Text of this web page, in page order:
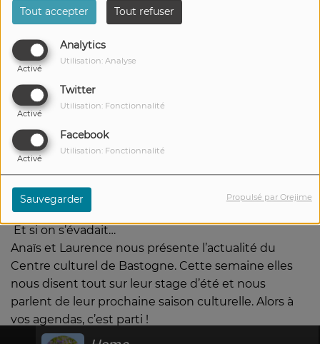
Tout accepter Tout refuser
Analytics
Activé
Utilisation: Analyse
Twitter
Activé
Utilisation: Fonctionnalité
Facebook
Activé
Utilisation: Fonctionnalité
Sauvegarder Propulsé par Orejime
24 JUIN 2024
Écouter le podcast
Et si on s’évadait…
Anaïs et Laurence nous présente l’actualité du
Centre culturel de Bastogne. Cette semaine elles
nous disent tout sur leur stage d’été et nous
parlent de leur prochaine saison culturelle. Alors à
vos agendas, c’est parti !